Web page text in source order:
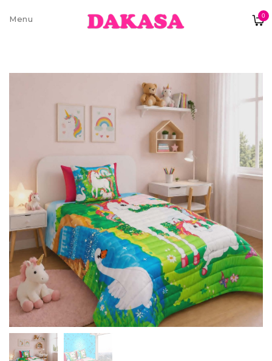
0
Sobre nós
Contatos e moradas
Pagamentos e Envios
Trocas e Devoluções
Termos e condições
Política de Privacidade